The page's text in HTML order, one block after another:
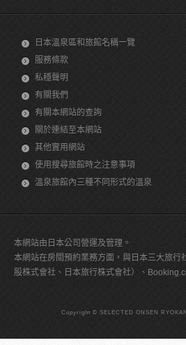
日本溫泉區和旅館名稱一覽
服務條款
私穩聲明
有關我們
有關本網站的查詢
關於連結至本網站
其他實用網站
使用搜尋旅館時之注意事項
溫泉旅館內三種不同形式的溫泉
本網站由日本公司營運及管理。
本網站在房間預約業務方面，與日本三大旅行
股株式會社、日本旅行株式會社）、
Copyright © SELECTED ONSEN